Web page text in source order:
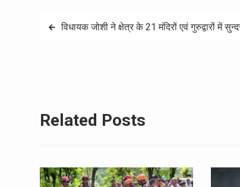
Postविधायक जोशी ने क्षेत्र के 21 मंदिरों एवं गुरुद्वारों में
Related Posts